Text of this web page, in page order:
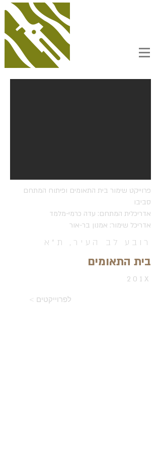
פרוייקט שימור בית התאומים ופיתוח המתחם
סביבו
אדריכלית המתחם: עדה כרמי-מלמד
אדריכל שימור: אמנון בר-אור
רובע לב העיר, ת"א
בית התאומים
201X
< לפרוייקטים